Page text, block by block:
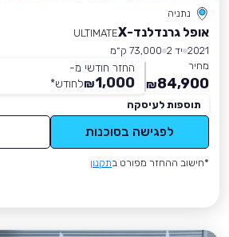
נתניה
אופל גרנדלנד-X
ULTIMATE
2021 יד 2
73,000 ק״מ
מחיר
84,900
₪
החזר חודשי מ-
1,000
₪לחודש*
תוספות לעיסקה
לפגישה בסוכנות
*חישוב ההחזר מפורט בתקנון